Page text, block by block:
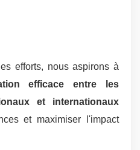
efforts, nous aspirons à
efficace entre les
et internationaux
et maximiser l'impact